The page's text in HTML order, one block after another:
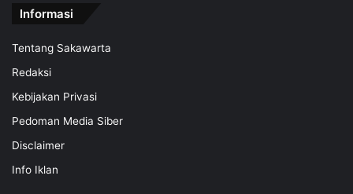
Informasi
Tentang Sakawarta
Redaksi
Kebijakan Privasi
Pedoman Media Siber
Disclaimer
Info Iklan